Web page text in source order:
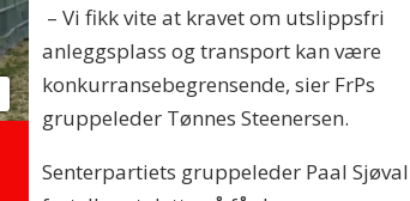
– Vi fikk vite at kravet om utslippsfri
anleggsplass og transport kan være
konkurransebegrensende, sier FrPs
gruppeleder Tønnes Steenersen.
Senterpartiets gruppeleder Paal